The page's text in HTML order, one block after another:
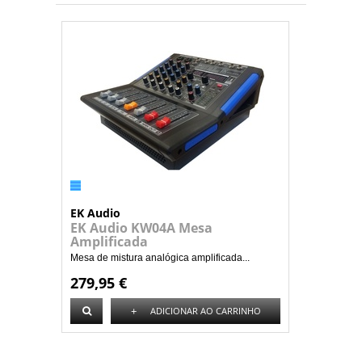
EK Audio
EK Audio KW04A Mesa
Amplificada
Mesa de mistura analógica amplificada...
279,95 €
+ ADICIONAR AO CARRINHO